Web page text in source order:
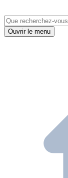
Ouvrir le menu